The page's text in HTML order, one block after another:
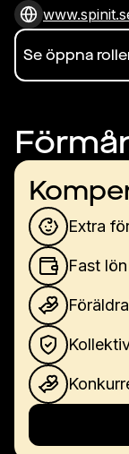
Se öppna
Extra
Fast lön